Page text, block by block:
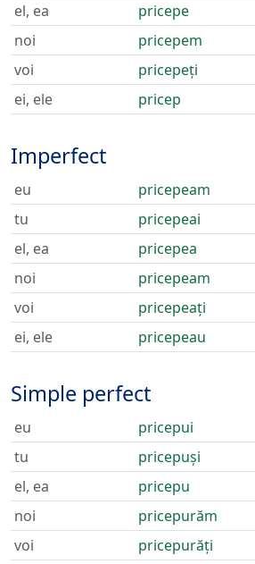
el, ea
pricepe
noi
pricepem
voi
pricepeți
ei, ele
pricep
Imperfect
eu
pricepeam
tu
pricepeai
el, ea
pricepea
noi
pricepeam
voi
pricepeați
ei, ele
pricepeau
Simple perfect
eu
pricepui
tu
pricepuși
el, ea
pricepu
noi
pricepurăm
voi
pricepurăți